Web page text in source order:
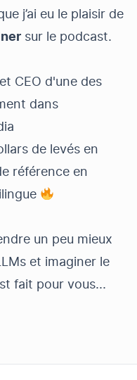
j’ai eu le plaisir de
sur le podcast.
CEO d'une des
dans
de levés en
référence en
un peu mieux
et imaginer le
fait pour vous...